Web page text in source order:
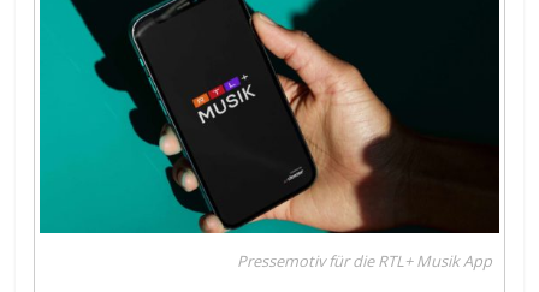
Pressemotiv für die RTL+ Musik App